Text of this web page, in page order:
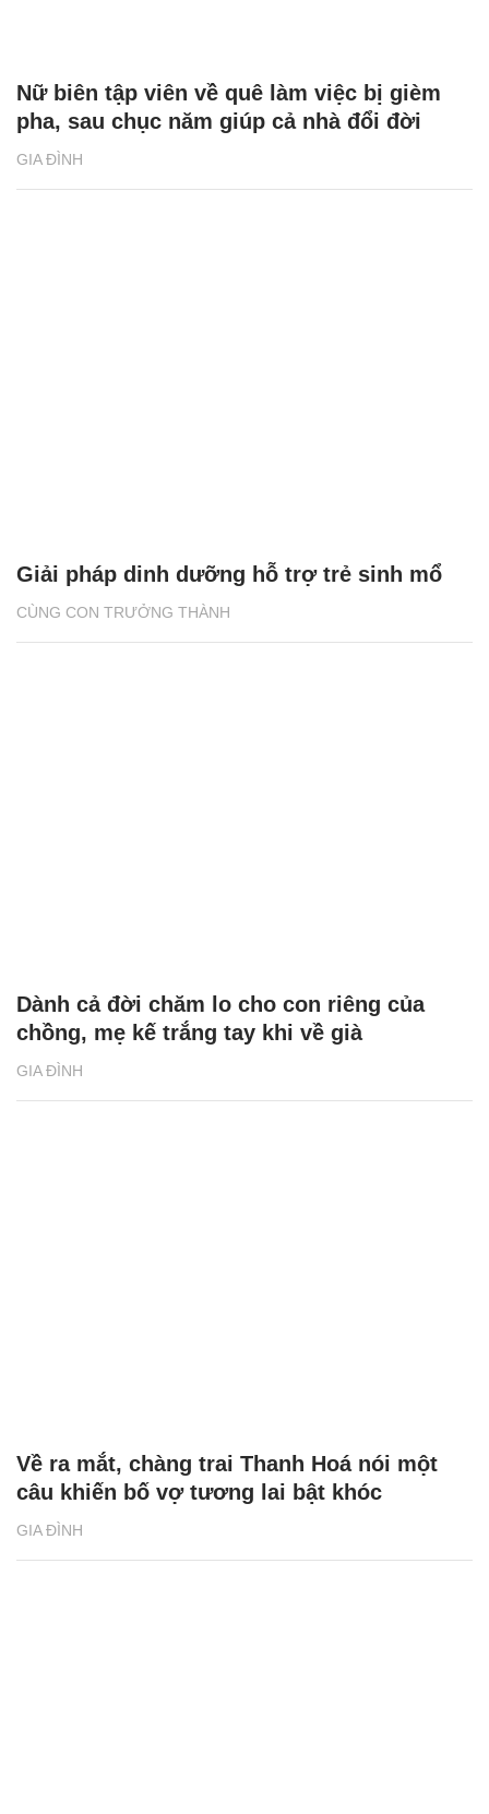
GIA ĐÌNH
Nữ biên tập viên về quê làm việc bị gièm
pha, sau chục năm giúp cả nhà đổi đời
CÙNG CON TRƯỞNG THÀNH
Giải pháp dinh dưỡng hỗ trợ trẻ sinh mổ
GIA ĐÌNH
Dành cả đời chăm lo cho con riêng của
chồng, mẹ kế trắng tay khi về già
GIA ĐÌNH
Về ra mắt, chàng trai Thanh Hoá nói một
câu khiến bố vợ tương lai bật khóc